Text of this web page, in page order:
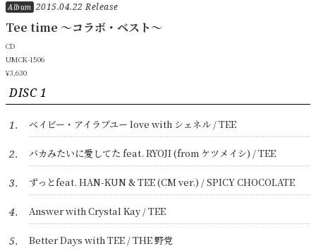
Album 2015.04.22 Release
Tee time ～コラボ・ベスト～
CD
UMCK-1506
¥3,630
DISC 1
1. ベイビー・アイラブユー love with シェネル / TEE
2. バカみたいに愛してた feat. RYOJI (from ケツメイシ) / TEE
3. ずっとfeat. HAN-KUN & TEE (CM ver.) / SPICY CHOCOLATE
4. Answer with Crystal Kay / TEE
5. Better Days with TEE / THE 野党